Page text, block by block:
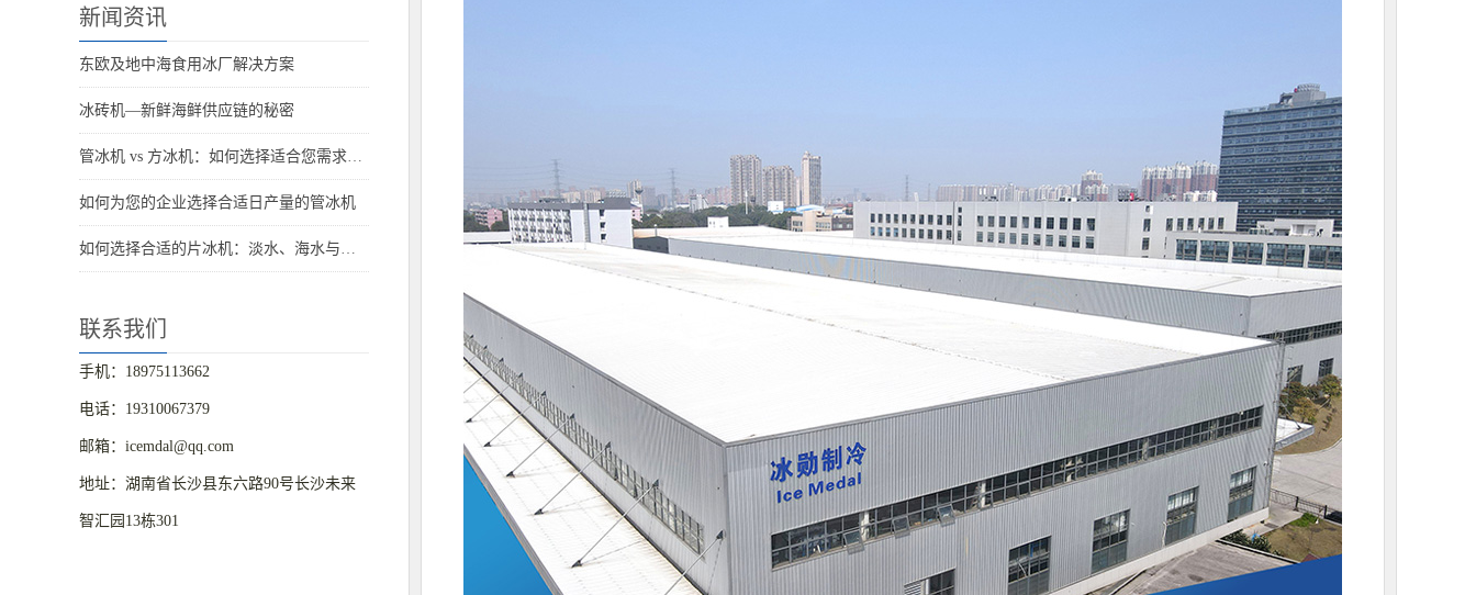
新闻资讯
东欧及地中海食用冰厂解决方案
冰砖机—新鲜海鲜供应链的秘密
管冰机 vs 方冰机：如何选择适合您需求的制冰机
如何为您的企业选择合适日产量的管冰机
如何选择合适的片冰机：淡水、海水与船用海水解决方案
联系我们
手机：18975113662
电话：19310067379
邮箱：icemdal@qq.com
地址：湖南省长沙县东六路90号长沙未来
智汇园13栋301